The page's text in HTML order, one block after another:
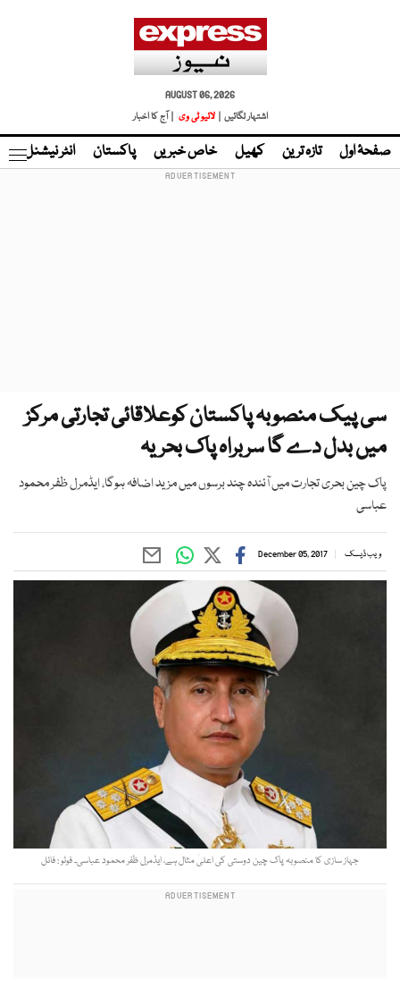
AUGUST 06, 2026
اشتہار لگائیں |
لائیو ٹی وی | آج کا اخبار
صفحۂ اول تازہ ترین کھیل خاص خبریں پاکستان انٹر نیشنل
سی پیک منصوبہ پاکستان کوعلاقائی تجارتی مرکز
میں بدل دے گا سربراہ پاک بحریہ
پاک چین بحری تجارت میں آئندہ چند برسوں میں مزید اضافہ ہوگا، ایڈمرل ظفر محمود
عباسی
ویب ڈیسک December 05, 2017
جہاز سازی کا منصوبہ پاک چین دوستی کی اعلیٰ مثال ہے، ایڈمرل ظفر محمود عباسی۔ فوٹو : فائل